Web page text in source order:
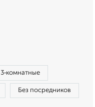
3‑комнатные
Без посредников